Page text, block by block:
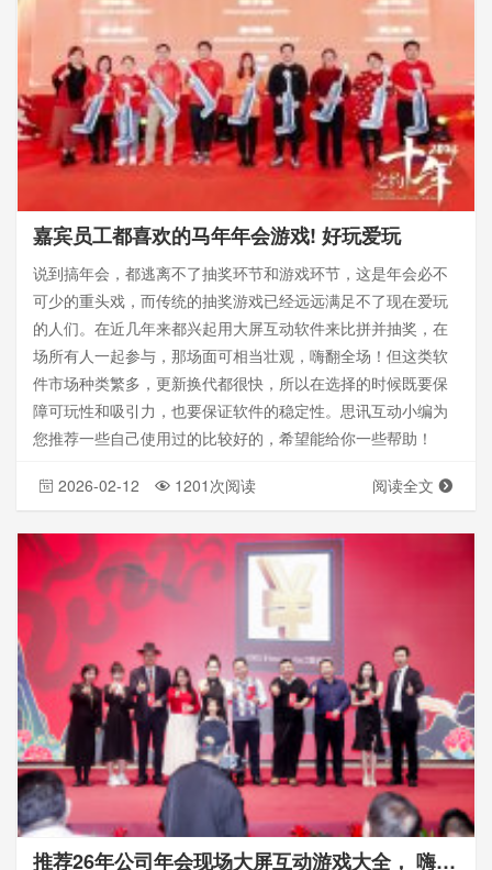
嘉宾员工都喜欢的马年年会游戏! 好玩爱玩
说到搞年会，都逃离不了抽奖环节和游戏环节，这是年会必不
可少的重头戏，而传统的抽奖游戏已经远远满足不了现在爱玩
的人们。在近几年来都兴起用大屏互动软件来比拼并抽奖，在
场所有人一起参与，那场面可相当壮观，嗨翻全场！但这类软
件市场种类繁多，更新换代都很快，所以在选择的时候既要保
障可玩性和吸引力，也要保证软件的稳定性。思讯互动小编为
您推荐一些自己使用过的比较好的，希望能给你一些帮助！
2026-02-12 1201次阅读 阅读全文
推荐26年公司年会现场大屏互动游戏大全， 嗨翻全场!